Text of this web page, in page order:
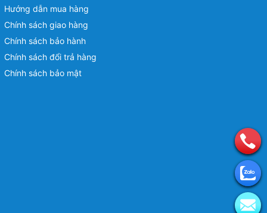
Hướng dẫn mua hàng
Chính sách giao hàng
Chính sách bảo hành
Chính sách đổi trả hàng
Chính sách bảo mật